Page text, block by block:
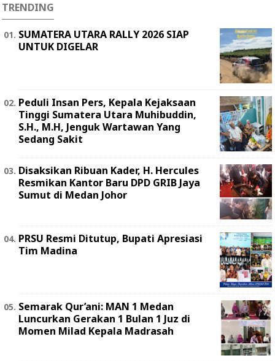
TRENDING
SUMATERA UTARA RALLY 2026 SIAP
UNTUK DIGELAR
Peduli Insan Pers, Kepala Kejaksaan
Tinggi Sumatera Utara Muhibuddin,
S.H., M.H, Jenguk Wartawan Yang
Sedang Sakit
Disaksikan Ribuan Kader, H. Hercules
Resmikan Kantor Baru DPD GRIB Jaya
Sumut di Medan Johor
PRSU Resmi Ditutup, Bupati Apresiasi
Tim Madina
Semarak Qur’ani: MAN 1 Medan
Luncurkan Gerakan 1 Bulan 1 Juz di
Momen Milad Kepala Madrasah